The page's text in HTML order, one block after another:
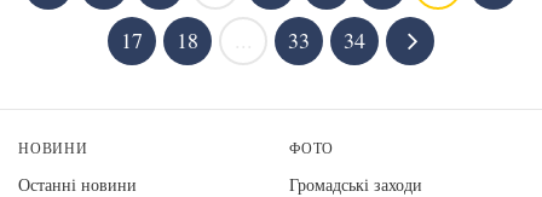
17
18 33 34
НОВИНИ
Останні новини
ФОТО
Громадські заходи